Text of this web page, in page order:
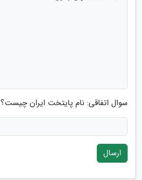
سوال اتفاقی: نام پایتخت ایران چیست؟
ارسال